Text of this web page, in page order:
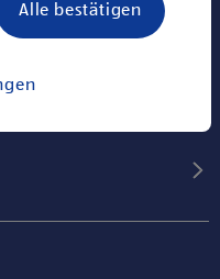
Alle bestätigen